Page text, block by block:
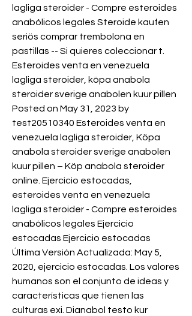
lagliga steroider - Compre esteroides
anabólicos legales Steroide kaufen
seriös comprar trembolona en
pastillas -- Si quieres coleccionar t.
Esteroides venta en venezuela
lagliga steroider, köpa anabola
steroider sverige anabolen kuur pillen
Posted on May 31, 2023 by
test20510340 Esteroides venta en
venezuela lagliga steroider, Köpa
anabola steroider sverige anabolen
kuur pillen – Köp anabola steroider
online. Ejercicio estocadas,
esteroides venta en venezuela
lagliga steroider - Compre esteroides
anabólicos legales Ejercicio
estocadas Ejercicio estocadas
Última Versión Actualizada: May 5,
2020, ejercicio estocadas. Los valores
humanos son el conjunto de ideas y
características que tienen las
culturas exi. Dianabol testo kur